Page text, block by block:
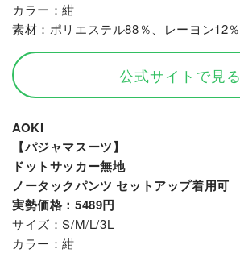
カラー：紺
素材：ポリエステル88％、レーヨン12％
公式サイトで見る
AOKI
【パジャマスーツ】
ドットサッカー無地
ノータックパンツ セットアップ着用可
実勢価格：5489円
サイズ：S/M/L/3L
カラー：紺